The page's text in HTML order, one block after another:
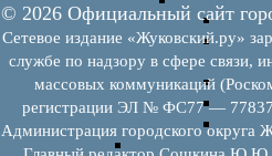
Информационная
© 2026 Официальный сайт
Сетевое издание «Жуковский.ру»
службе по надзору в сфере связи,
массовых коммуникаций
регистрации ЭЛ № ФС77 — 77837
Администрация городского округа